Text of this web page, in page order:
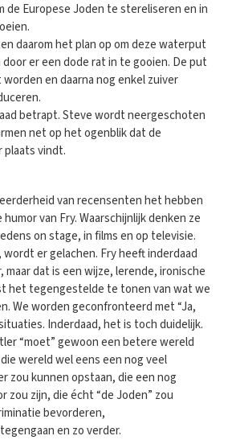
Europese Joden te stereliseren en in
daarom het plan op om deze waterput
er een dode rat in te gooien. De put
en daarna nog enkel zuiver
betrapt. Steve wordt neergeschoten
net op het ogenblik dat de
plaats vindt.
van recensenten het hebben
van Fry. Waarschijnlijk denken ze
on stage, in films en op televisie.
er gelachen. Fry heeft inderdaad
maar dat is een wijze, lerende, ironische
het tegengestelde te tonen van wat we
We worden geconfronteerd met “Ja,
Inderdaad, het is toch duidelijk.
“moet” gewoon een betere wereld
wereld wel eens een nog veel
zou kunnen opstaan, die een nog
zou zijn, die écht “de Joden” zou
bevorderen,
en zo verder.